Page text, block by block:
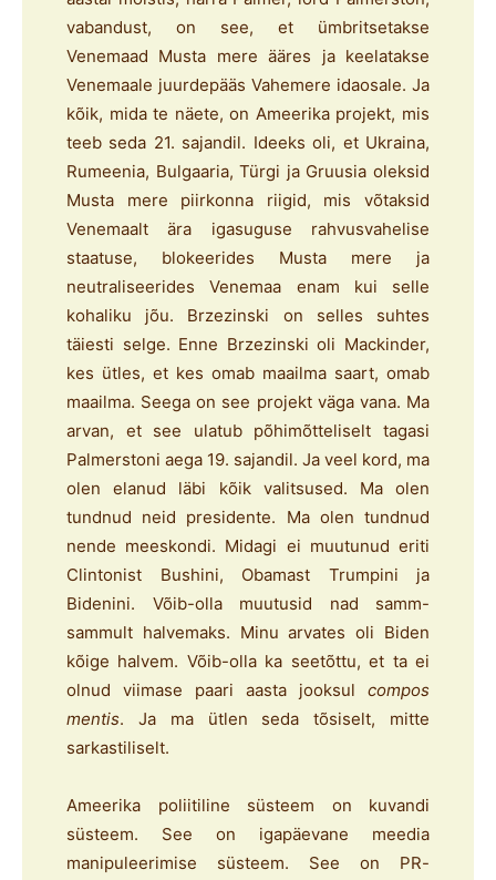
vabandust, on see, et ümbritsetakse
Venemaad Musta mere ääres ja keelatakse
Venemaale juurdepääs Vahemere idaosale. Ja
kõik, mida te näete, on Ameerika projekt, mis
teeb seda 21. sajandil. Ideeks oli, et Ukraina,
Rumeenia, Bulgaaria, Türgi ja Gruusia oleksid
Musta mere piirkonna riigid, mis võtaksid
Venemaalt ära igasuguse rahvusvahelise
staatuse, blokeerides Musta mere ja
neutraliseerides Venemaa enam kui selle
kohaliku jõu. Brzezinski on selles suhtes
täiesti selge. Enne Brzezinski oli Mackinder,
kes ütles, et kes omab maailma saart, omab
maailma. Seega on see projekt väga vana. Ma
arvan, et see ulatub põhimõtteliselt tagasi
Palmerstoni aega 19. sajandil. Ja veel kord, ma
olen elanud läbi kõik valitsused. Ma olen
tundnud neid presidente. Ma olen tundnud
nende meeskondi. Midagi ei muutunud eriti
Clintonist Bushini, Obamast Trumpini ja
Bidenini. Võib-olla muutusid nad samm-
sammult halvemaks. Minu arvates oli Biden
kõige halvem. Võib-olla ka seetõttu, et ta ei
olnud viimase paari aasta jooksul compos
mentis. Ja ma ütlen seda tõsiselt, mitte
sarkastiliselt.
Ameerika poliitiline süsteem on kuvandi
süsteem. See on igapäevane meedia
manipuleerimise süsteem. See on PR-